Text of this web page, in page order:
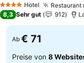
4 Sterne Hotel Restaurant
8,3 Sehr gut 912
Ab € 71
Preise von 8